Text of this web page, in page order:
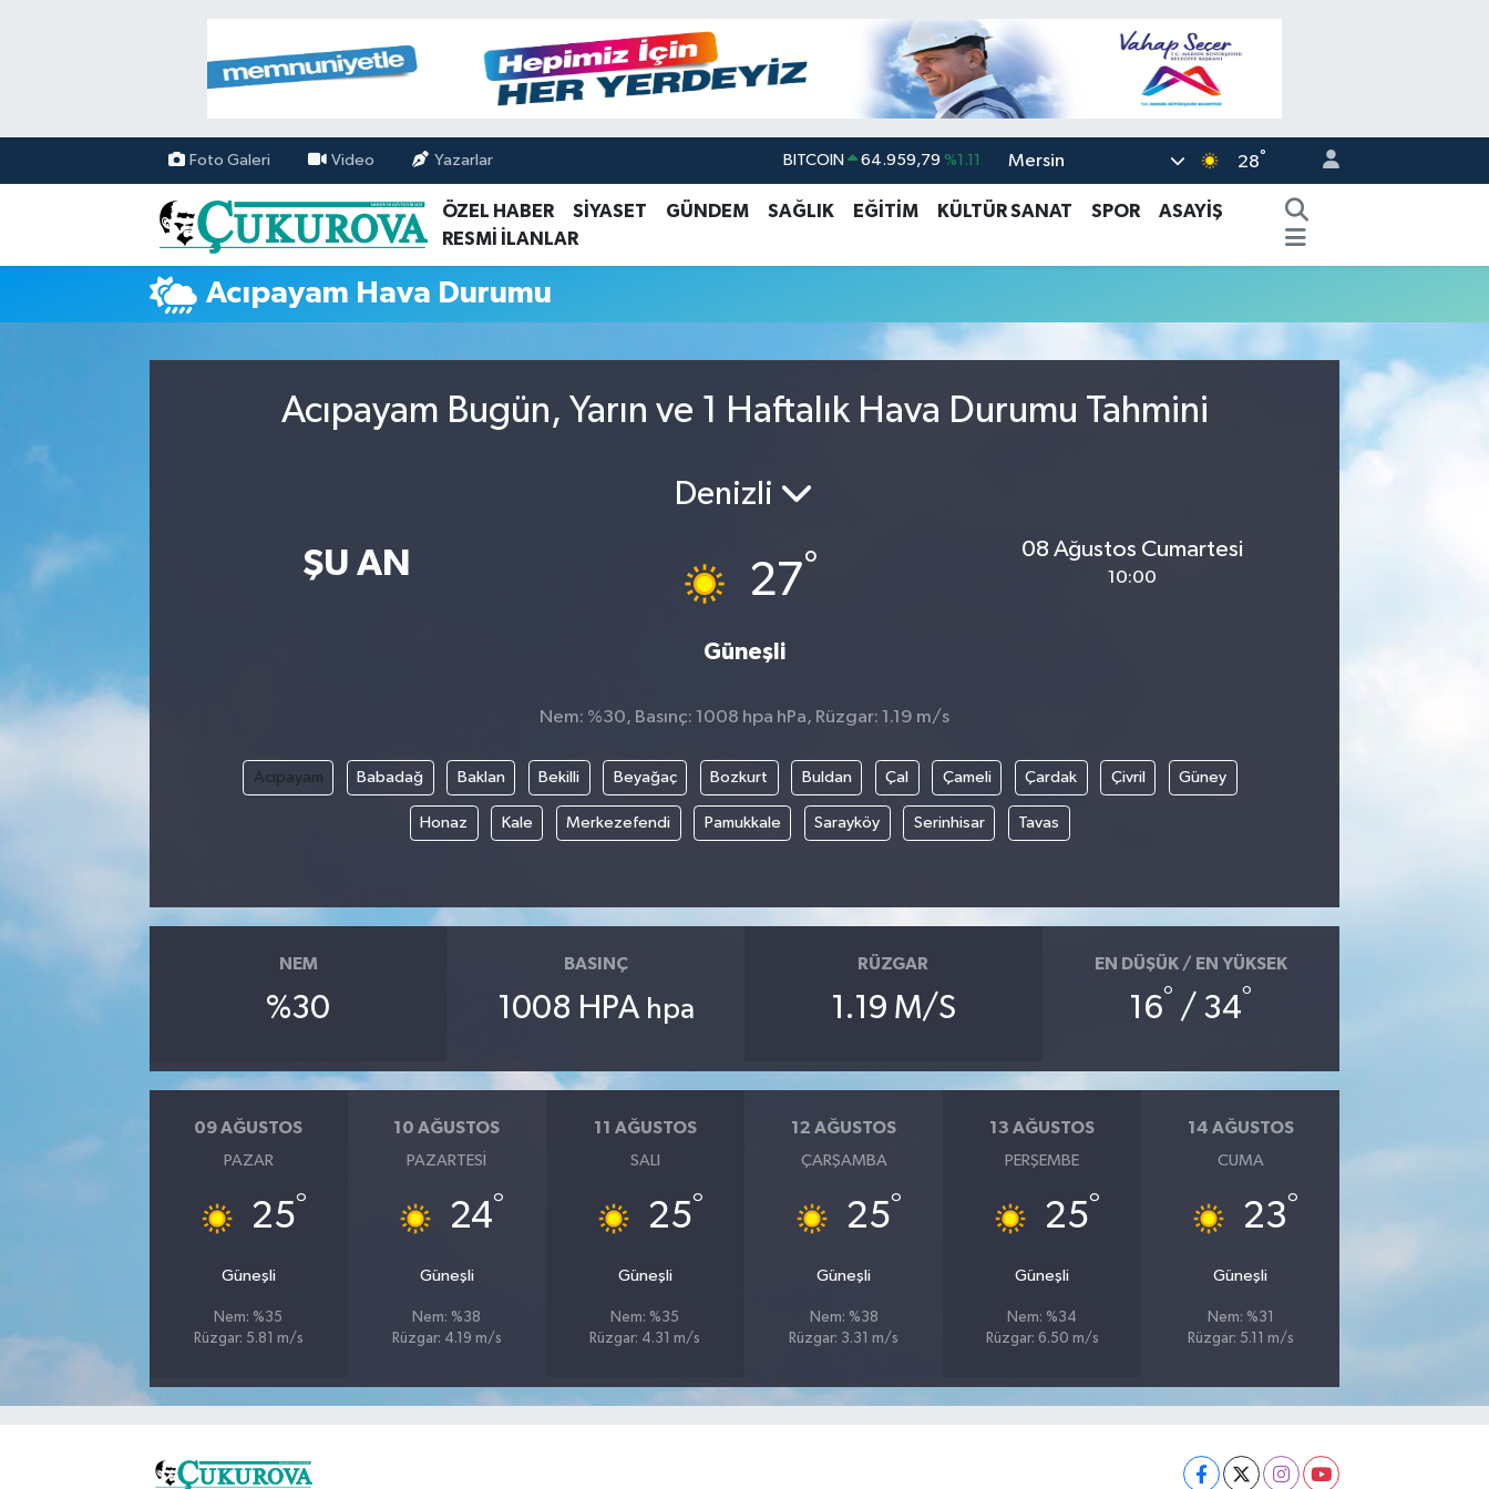
Foto Galeri Video Yazarlar BITCOIN 64.959,79 %1.11
DOLAR 47,7436 %0.18
GRAM ALTIN 6660.55 %0.03
BİST100 13.779 %-14
Mersin 28°
ÖZEL HABER SİYASET GÜNDEM SAĞLIK EĞİTİM KÜLTÜR SANAT SPOR
ASAYİŞ
RESMİ İLANLAR
Acıpayam Hava Durumu
Acıpayam Bugün, Yarın ve 1 Haftalık Hava Durumu Tahmini
ŞU AN
Denizli
27°
Güneşli
08 Ağustos Cumartesi
10:00
Nem: %30, Basınç: 1008 hpa hPa, Rüzgar: 1.19 m/s
Acıpayam Babadağ Baklan Bekilli Beyağaç Bozkurt Buldan Çal Çameli Çardak Çivril Güney
Honaz Kale Merkezefendi Pamukkale Sarayköy Serinhisar Tavas
NEM
%30
BASINÇ
1008 HPA hpa
RÜZGAR
1.19 M/S
EN DÜŞÜK / EN YÜKSEK
16° / 34°
09 AĞUSTOS
PAZAR
25°
Güneşli
Nem: %35
Rüzgar: 5.81 m/s
10 AĞUSTOS
PAZARTESI
24°
Güneşli
Nem: %38
Rüzgar: 4.19 m/s
11 AĞUSTOS
SALI
25°
Güneşli
Nem: %35
Rüzgar: 4.31 m/s
12 AĞUSTOS
ÇARŞAMBA
25°
Güneşli
Nem: %38
Rüzgar: 3.31 m/s
13 AĞUSTOS
PERŞEMBE
25°
Güneşli
Nem: %34
Rüzgar: 6.50 m/s
14 AĞUSTOS
CUMA
23°
Güneşli
Nem: %31
Rüzgar: 5.11 m/s
Mersin Nöbetçi Eczaneler
Mersin Hava Durumu
Mersin Namaz Vakitleri
Mersin Trafik Yoğunluk Haritası
Süper Lig Puan Durumu ve Fikstür
Tüm Manşetler